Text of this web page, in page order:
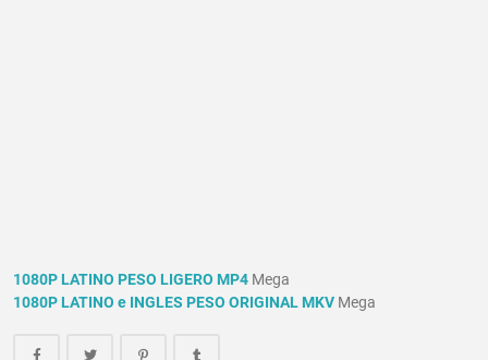
1080P LATINO PESO LIGERO MP4 Mega
1080P LATINO e INGLES PESO ORIGINAL MKV Mega